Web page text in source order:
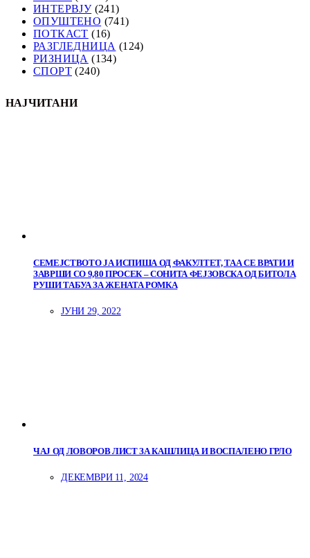
ИНТЕРВЈУ(241)
ОПУШТЕНО (741)
ПОТКАСТ (16)
РАЗГЛЕДНИЦА (124)
РИЗНИЦА (134)
СПОРТ (240)
НАЈЧИТАНИ
СЕМЕЈСТВОТО ЈА ИСПИША ОД ФАКУЛТЕТ, ТАА СЕ ВРАТИ И
ЗАВРШИ СО 9,80 ПРОСЕК – СОНИТА ФЕЈЗОВСКА ОД БИТОЛА
РУШИ ТАБУА ЗА ЖЕНАТА РОМКА
ЈУНИ 29, 2022
ЧАЈ ОД ЛОВОРОВ ЛИСТ ЗА КАШЛИЦА И ВОСПАЛЕНО ГРЛО
ДЕКЕМВРИ 11, 2024